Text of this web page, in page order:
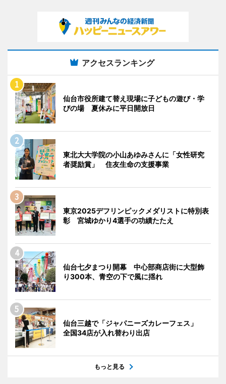
アクセスランキング
仙台市役所建て替え現場に子どもの遊び・学
びの場 夏休みに平日開放日
東北大大学院の小山あゆみさんに「女性研究
者奨励賞」 住友生命の支援事業
東京2025デフリンピックメダリストに特別表
彰 宮城ゆかり4選手の功績たたえ
仙台七夕まつり開幕 中心部商店街に大型飾
り300本、青空の下で風に揺れ
仙台三越で「ジャパニーズカレーフェス」
全国34店が入れ替わり出店
もっと見る